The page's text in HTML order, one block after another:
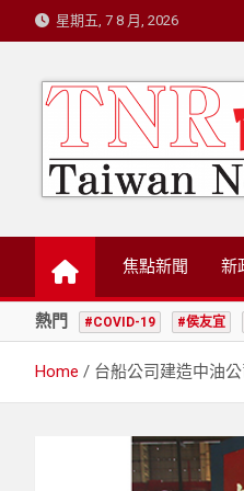
to
星期五, 7 8 月, 2026
台灣新論/
焦點新聞 新
熱門 #COVID-19 #侯友宜
Home 台船公司建造中油